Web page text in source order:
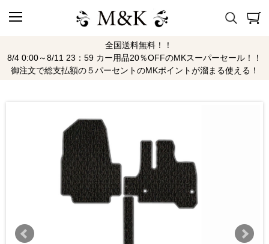
全国送料無料！！
8/4 0:00～8/11 23：59 カー用品20％OFFのMKスーパーセール！！
御注文で総支払額の５パーセントのMKポイントが溜まる使える！